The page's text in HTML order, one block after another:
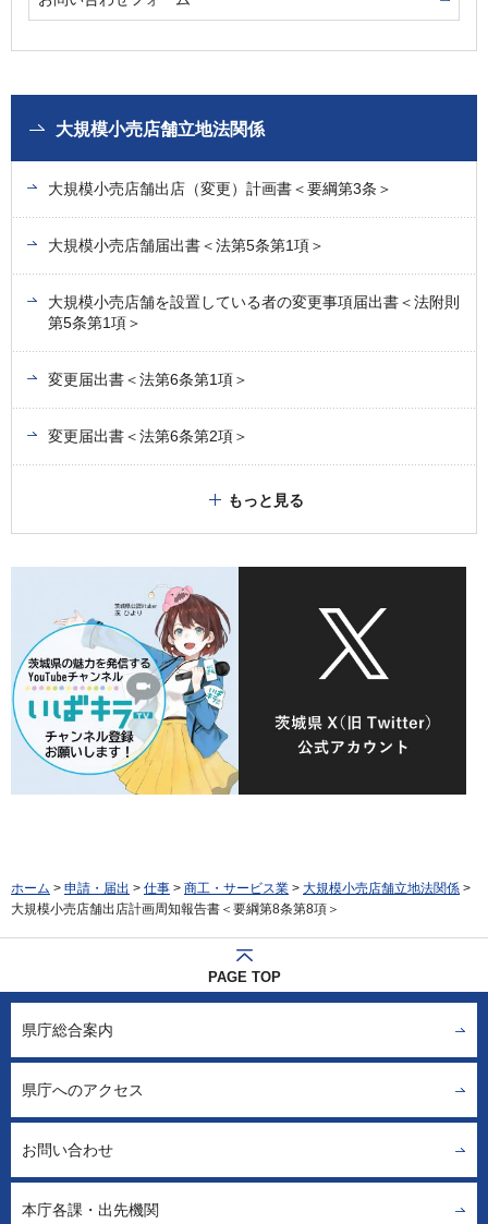
大規模小売店舗立地法関係
大規模小売店舗出店（変更）計画書＜要綱第3条＞
大規模小売店舗届出書＜法第5条第1項＞
大規模小売店舗を設置している者の変更事項届出書＜法附則
第5条第1項＞
変更届出書＜法第6条第1項＞
変更届出書＜法第6条第2項＞
もっと見る
ホーム > 申請・届出 > 仕事 > 商工・サービス業 > 大規模小売店舗立地法関係 >
大規模小売店舗出店計画周知報告書＜要綱第8条第8項＞
PAGE TOP
県庁総合案内
県庁へのアクセス
お問い合わせ
本庁各課・出先機関